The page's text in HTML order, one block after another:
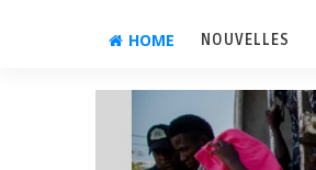
HOME NOUVELLES